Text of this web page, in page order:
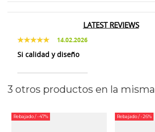
LATEST REVIEWS
14.02.2026
Si calidad y diseño
3 otros productos en la
Rebajado/ -47% Rebajado/ -26%